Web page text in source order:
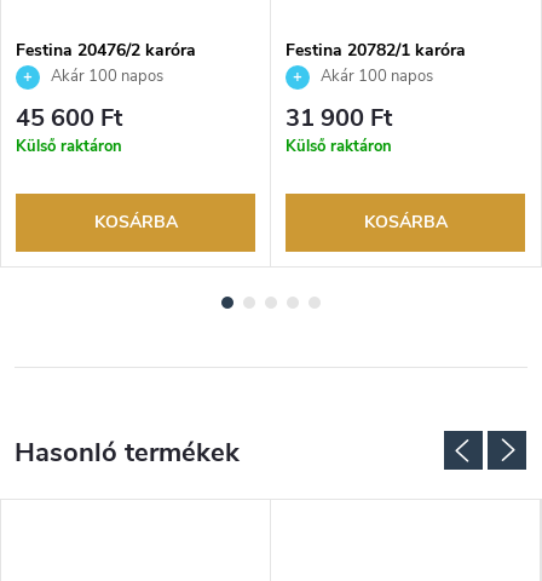
Festina 20476/2 karóra
Akár 100 napos
visszaküldési lehetőség. Hivatalos
márkakereskedő.
45 600 Ft
Külső raktáron
KOSÁRBA
Festina 20782/1 karóra
Akár 100 napos
visszaküldési lehetőség. Hivatalos
márkakereskedő.
31 900 Ft
Külső raktáron
KOSÁRBA